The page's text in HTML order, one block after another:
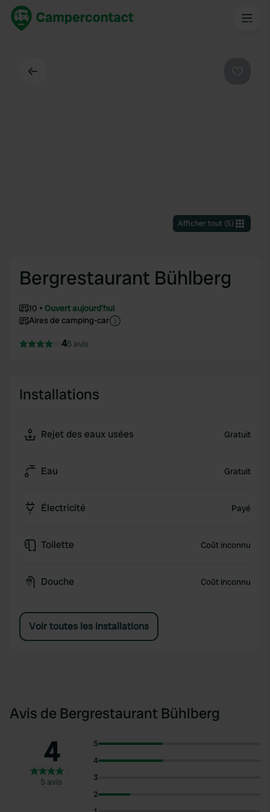
Afficher tout(5)
Bergrestaurant Bühlberg
10
Ouvert aujourd'hui
Aires de camping-car
45 avis
Installations
Rejet des eaux usées Gratuit
Eau Gratuit
Électricité Payé
Toilette Coût inconnu
Douche Coût inconnu
Voir toutes les installations
Avis de Bergrestaurant Bühlberg
4
5 avis
5
4
3
2